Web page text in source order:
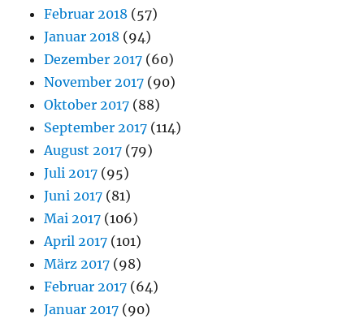
Februar 2018 (57)
Januar 2018 (94)
Dezember 2017 (60)
November 2017 (90)
Oktober 2017 (88)
September 2017 (114)
August 2017 (79)
Juli 2017 (95)
Juni 2017 (81)
Mai 2017 (106)
April 2017 (101)
März 2017 (98)
Februar 2017 (64)
Januar 2017 (90)